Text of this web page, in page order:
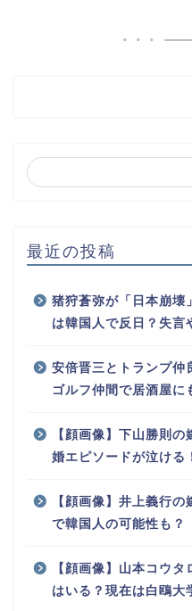
最近の投稿
猪狩蒼弥が「日本崩壊
は韓国人で反日？失言
安倍晋三とトランプ仲
ゴルフ仲間で居酒屋に
【顔画像】下山勝則
婚エピソードが泣ける
【顔画像】井上義行
で韓国人の可能性も？
【顔画像】山本コウ
はいる？現在は白鴎大